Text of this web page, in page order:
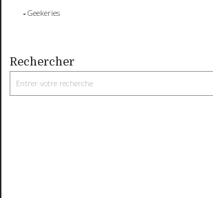
Geekeries
Rechercher